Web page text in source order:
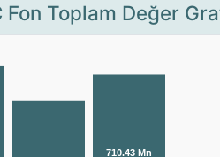
Toplam Değer